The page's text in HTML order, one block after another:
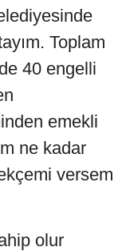
Toplam
40 engelli
emekli
ne kadar
versem
olur